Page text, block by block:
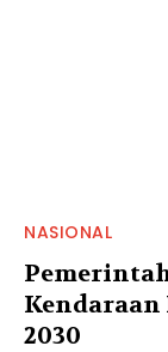
NASIONAL
2030